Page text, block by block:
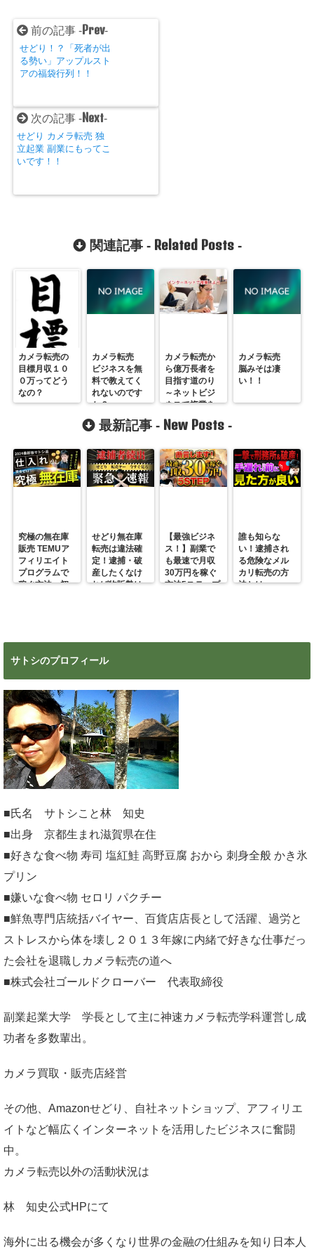
前の記事 - Prev-
せどり！？「死者が出
る勢い」アップルスト
アの福袋行列！！
次の記事 - Next-
せどり カメラ転売 独
立起業 副業にもってこ
いです！！
関連記事 - Related Posts-
カメラ転売の
目標月収１０
０万ってどう
なの？
カメラ転売
ビジネスを無
料で教えてく
れないのです
か？
カメラ転売か
ら億万長者を
目指す道のり
～ネットビジ
ネスで複業を
しよう～
カメラ転売
脳みそは凄
い！！
最新記事 - New Posts -
究極の無在庫
販売 TEMUア
フィリエイト
プログラムで
稼ぐ方法 初
せどり無在庫
転売は違法確
定！逮捕・破
産したくなけ
れば物販勢は
【最強ビジネ
ス！】副業で
も最速で月収
30万円を稼ぐ
方法5ステップ
誰も知らな
い！逮捕され
る危険なメル
カリ転売の方
法とは
サトシのプロフィール
■氏名 サトシこと林 知史
■出身 京都生まれ滋賀県在住
■好きな食べ物 寿司 塩紅鮭 高野豆腐 おから 刺身全般 かき氷
プリン
■嫌いな食べ物 セロリ パクチー
■鮮魚専門店統括バイヤー、百貨店店長として活躍、過労と
ストレスから体を壊し２０１３年嫁に内緒で好きな仕事だっ
た会社を退職しカメラ転売の道へ
■株式会社ゴールドクローバー 代表取締役
副業起業大学 学長として主に神速カメラ転売学科運営し成
功者を多数輩出。
カメラ買取・販売店経営
その他、Amazonせどり、自社ネットショップ、アフィリエ
イトなど幅広くインターネットを活用したビジネスに奮闘
中。
カメラ転売以外の活動状況は
林 知史公式HPにて
海外に出る機会が多くなり世界の金融の仕組みを知り日本人